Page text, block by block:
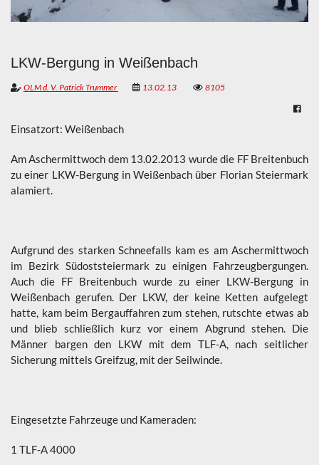
LKW-Bergung in Weißenbach
OLM d. V. Patrick Trummer 13.02.13 8105
Einsatzort: Weißenbach
Am Aschermittwoch dem 13.02.2013 wurde die FF Breitenbuch
zu einer LKW-Bergung in Weißenbach über Florian Steiermark
alamiert.
Aufgrund des starken Schneefalls kam es am Aschermittwoch
im Bezirk Südoststeiermark zu einigen Fahrzeugbergungen.
Auch die FF Breitenbuch wurde zu einer LKW-Bergung in
Weißenbach gerufen. Der LKW, der keine Ketten aufgelegt
hatte, kam beim Bergauffahren zum stehen, rutschte etwas ab
und blieb schließlich kurz vor einem Abgrund stehen. Die
Männer bargen den LKW mit dem TLF-A, nach seitlicher
Sicherung mittels Greifzug, mit der Seilwinde.
Eingesetzte Fahrzeuge und Kameraden:
1 TLF-A 4000